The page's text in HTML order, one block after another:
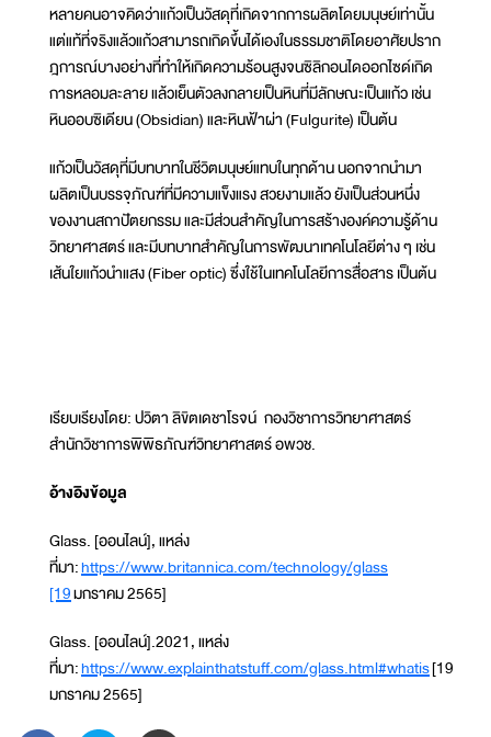
หลายคนอาจคิดว่าแก้วเป็นวัสดุที่เกิดจากการผลิตโดยมนุษย์เท่านั้น
แต่แท้ที่จริงแล้วแก้วสามารถเกิดขึ้นได้เองในธรรมชาติโดยอาศัยปราก
ฎการณ์บางอย่างที่ทำให้เกิดความร้อนสูงจนซิลิกอนไดออกไซด์เกิด
การหลอมละลาย แล้วเย็นตัวลงกลายเป็นหินที่มีลักษณะเป็นแก้ว เช่น
หินออบซิเดียน (Obsidian) และหินฟ้าผ่า (Fulgurite) เป็นต้น
แก้วเป็นวัสดุที่มีบทบาทในชีวิตมนุษย์แทบในทุกด้าน นอกจากนำมา
ผลิตเป็นบรรจุภัณฑ์ที่มีความแข็งแรง สวยงามแล้ว ยังเป็นส่วนหนึ่ง
ของงานสถาปัตยกรรม และมีส่วนสำคัญในการสร้างองค์ความรู้ด้าน
วิทยาศาสตร์ และมีบทบาทสำคัญในการพัฒนาเทคโนโลยีต่าง ๆ เช่น
เส้นใยแก้วนำแสง (Fiber optic) ซึ่งใช้ในเทคโนโลยีการสื่อสาร เป็นต้น
เรียบเรียงโดย: ปวิตา ลิขิตเดชาโรจน์ กองวิชาการวิทยาศาสตร์
สำนักวิชาการพิพิธภัณฑ์วิทยาศาสตร์ อพวช.
อ้างอิงข้อมูล
Glass. [ออนไลน์], แหล่ง
ที่มา:https://www.britannica.com/technology/glass
[19มกราคม 2565]
Glass. [ออนไลน์].2021, แหล่ง
ที่มา:https://www.explainthatstuff.com/glass.html#whatis[19
มกราคม 2565]